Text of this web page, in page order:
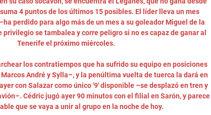
4 puntos de los últimos 15 posibles. El líder lleva un mes
perdido para algo más de un mes a su goleador Miguel de la
privilegio se tambalea y corre peligro si no es capaz de ganar al
Tenerife el próximo miércoles.
los contratiempos que ha sufrido su equipo en posiciones
André y Sylla–, y la penúltima vuelta de tuerca la dará en
con Salazar como único '9' disponible –se desplazó en tren y
Cédric jugó ayer 90 minutos con el filial en Sarón, y parece
que se vaya a unir al grupo en la noche de hoy.